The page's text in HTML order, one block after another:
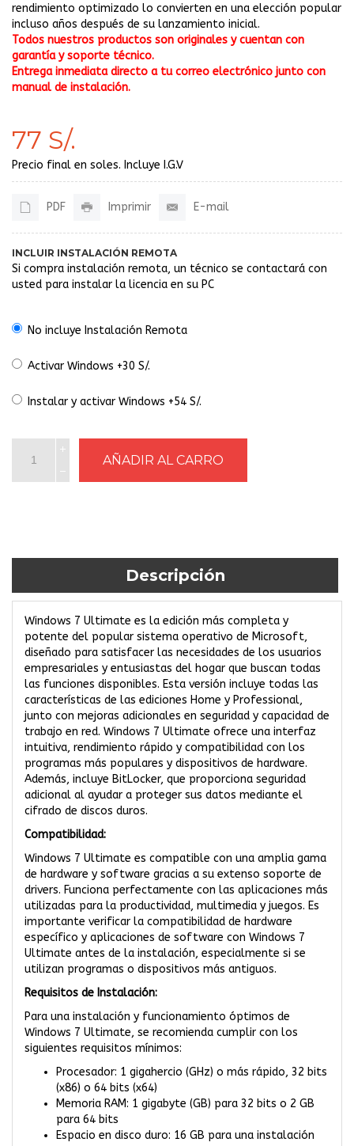
rendimiento optimizado lo convierten en una elección popular
incluso años después de su lanzamiento inicial.
Todos nuestros productos son originales y cuentan con
garantía y soporte técnico.
Entrega inmediata directo a tu correo electrónico junto con
manual de instalación.
77 S/.
Precio final en soles. Incluye I.G.V
PDF Imprimir E-mail
INCLUIR INSTALACIÓN REMOTA
Si compra instalación remota, un técnico se contactará con
usted para instalar la licencia en su PC
No incluye Instalación Remota
Activar Windows +30 S/.
Instalar y activar Windows +54 S/.
Descripción
Windows 7 Ultimate es la edición más completa y
potente del popular sistema operativo de Microsoft,
diseñado para satisfacer las necesidades de los usuarios
empresariales y entusiastas del hogar que buscan todas
las funciones disponibles. Esta versión incluye todas las
características de las ediciones Home y Professional,
junto con mejoras adicionales en seguridad y capacidad de
trabajo en red. Windows 7 Ultimate ofrece una interfaz
intuitiva, rendimiento rápido y compatibilidad con los
programas más populares y dispositivos de hardware.
Además, incluye BitLocker, que proporciona seguridad
adicional al ayudar a proteger sus datos mediante el
cifrado de discos duros.
Compatibilidad:
Windows 7 Ultimate es compatible con una amplia gama
de hardware y software gracias a su extenso soporte de
drivers. Funciona perfectamente con las aplicaciones más
utilizadas para la productividad, multimedia y juegos. Es
importante verificar la compatibilidad de hardware
específico y aplicaciones de software con Windows 7
Ultimate antes de la instalación, especialmente si se
utilizan programas o dispositivos más antiguos.
Requisitos de Instalación:
Para una instalación y funcionamiento óptimos de
Windows 7 Ultimate, se recomienda cumplir con los
siguientes requisitos mínimos:
Procesador: 1 gigahercio (GHz) o más rápido, 32 bits
(x86) o 64 bits (x64)
Memoria RAM: 1 gigabyte (GB) para 32 bits o 2 GB
para 64 bits
Espacio en disco duro: 16 GB para una instalación